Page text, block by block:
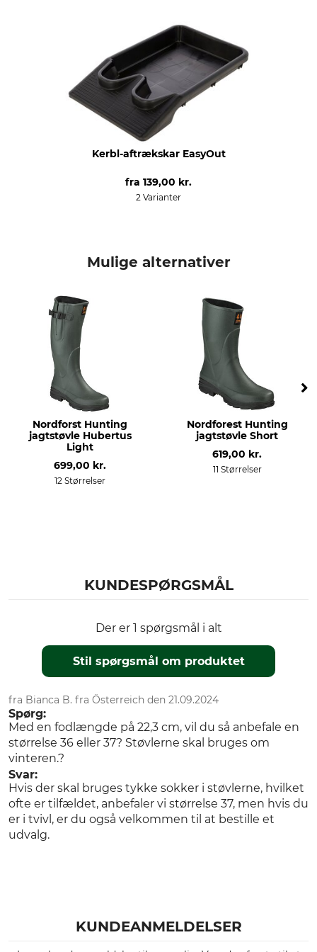
Trophy Neo High
udtagelig indlægssål
Til
damer
herrer
Skostørrelse (EU)
36
Kerbl-aftrækskar EasyOut
fra 139,00 kr.
2 Varianter
Mulige alternativer
Nordforst Hunting
jagtstøvle Hubertus
Light
699,00 kr.
12 Størrelser
Nordforest Hunting
jagtstøvle Short
619,00 kr.
11 Størrelser
KUNDESPØRGSMÅL
Der er 1 spørgsmål i alt
Stil spørgsmål om produktet
fra Bianca B. fra Österreich den 21.09.2024
Spørg:
Med en fodlængde på 22,3 cm, vil du så anbefale en
størrelse 36 eller 37? Støvlerne skal bruges om
vinteren.?
Svar:
Hvis der skal bruges tykke sokker i støvlerne, hvilket
ofte er tilfældet, anbefaler vi størrelse 37, men hvis du
er i tvivl, er du også velkommen til at bestille et
udvalg.
KUNDEANMELDELSER